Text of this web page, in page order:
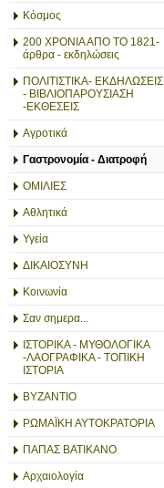
Κόσμος
200 ΧΡΟΝΙΑ ΑΠΟ ΤΟ 1821-
άρθρα - εκδηλώσεις
ΠΟΛΙΤΙΣΤΙΚΑ- ΕΚΔΗΛΩΣΕΙΣ
- ΒΙΒΛΙΟΠΑΡΟΥΣΙΑΣΗ
-ΕΚΘΕΣΕΙΣ
Αγροτικά
Γαστρονομία - Διατροφή
ΟΜΙΛΙΕΣ
Αθλητικά
Υγεία
ΔΙΚΑΙΟΣΥΝΗ
Κοινωνία
Σαν σημερα...
ΙΣΤΟΡΙΚΑ - ΜΥΘΟΛΟΓΙΚΑ
-ΛΑΟΓΡΑΦΙΚΑ - ΤΟΠΙΚΗ
ΙΣΤΟΡΙΑ
ΒΥΖΑΝΤΙΟ
ΡΩΜΑΪΚΗ ΑΥΤΟΚΡΑΤΟΡΙΑ
ΠΑΠΑΣ ΒΑΤΙΚΑΝΟ
Αρχαιολογία